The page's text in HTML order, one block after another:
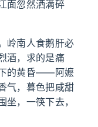
面忽然洒满碎
岭南人食鹅肝必
酒，求的是痛
的黄昏——阿嬷
气，暮色把咸甜
，一筷下去，